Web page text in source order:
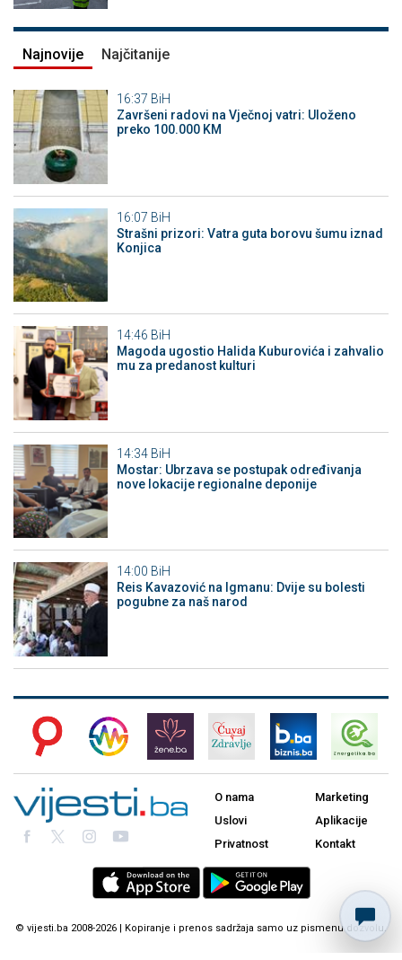
Najnovije Najčitanije
16:37 BiH
Završeni radovi na Vječnoj vatri: Uloženo
preko 100.000 KM
16:07 BiH
Strašni prizori: Vatra guta borovu šumu iznad
Konjica
14:46 BiH
Magoda ugostio Halida Kuburovića i zahvalio
mu za predanost kulturi
14:34 BiH
Mostar: Ubrzava se postupak određivanja
nove lokacije regionalne deponije
14:00 BiH
Reis Kavazović na Igmanu: Dvije su bolesti
pogubne za naš narod
O nama
Uslovi
Privatnost
Marketing
Aplikacije
Kontakt
© vijesti.ba 2008-2026 | Kopiranje i prenos sadržaja samo uz pismenu dozvolu.